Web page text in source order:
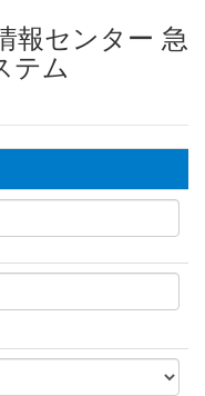
報センター 急
テム